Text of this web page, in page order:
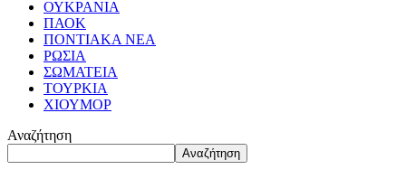
ΟΥΚΡΑΝΙΑ
ΠΑΟΚ
ΠΟΝΤΙΑΚΑ ΝΕΑ
ΡΩΣΙΑ
ΣΩΜΑΤΕΙΑ
ΤΟΥΡΚΙΑ
ΧΙΟΥΜΟΡ
Αναζήτηση
Αναζήτηση